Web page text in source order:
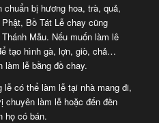
chuẩn bị hương hoa, trà, quả,
Bồ Tát Lễ chay cũng
Mẫu. Nếu muốn làm lê
tạo hình gà, lợn, giò, chả…
làm lễ bằng đồ chay.
có thể làm lễ tại nhà mang đi,
chuyên làm lễ hoặc đến đền
họ có bán.